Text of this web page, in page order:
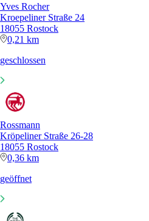
Yves Rocher
Kroepeliner Straße 24
18055 Rostock
0,21 km
geschlossen
Rossmann
Kröpeliner Straße 26-28
18055 Rostock
0,36 km
geöffnet